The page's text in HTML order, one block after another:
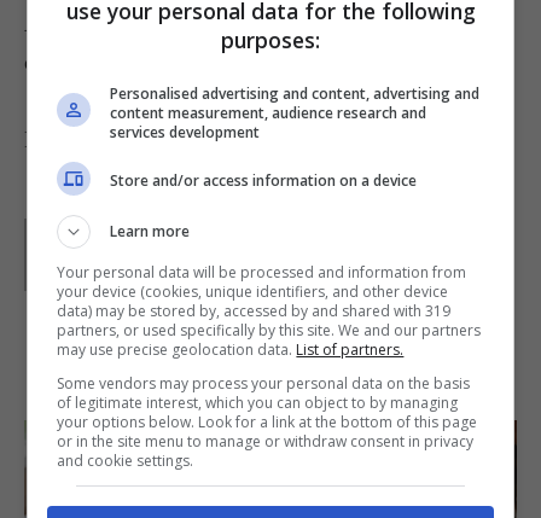
Aggiungete anche un po’ di acqua di cottura dei
ceci per evitare che la pasta si asciughi troppo
Foto di shuets udono
Parole diGIeGI
2013, spaziando tra tutte le tipologie di ricette, con un
occhio di riguardo a quelle della tradizione regionale.
IN PRIMO PIANO
use your personal data for the following
purposes:
Personalised advertising and content, advertising and
content measurement, audience research and
services development
Store and/or access information on a device
Learn more
Your personal data will be processed and information from
your device (cookies, unique identifiers, and other device
data) may be stored by, accessed by and shared with 319
partners, or used specifically by this site. We and our partners
may use precise geolocation data. List of partners.
Some vendors may process your personal data on the basis
of legitimate interest, which you can object to by managing
your options below. Look for a link at the bottom of this page
or in the site menu to manage or withdraw consent in privacy
and cookie settings.